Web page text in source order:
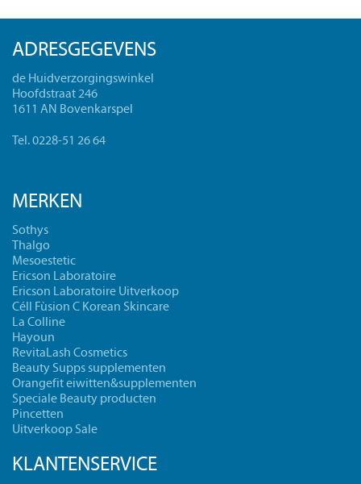
ADRESGEGEVENS
de Huidverzorgingswinkel
Hoofdstraat 246
1611 AN Bovenkarspel
Tel. 0228-51 26 64
MERKEN
Sothys
Thalgo
Mesoestetic
Ericson Laboratoire
Ericson Laboratoire Uitverkoop
Céll Fùsion C Korean Skincare
La Colline
Hayoun
RevitaLash Cosmetics
Beauty Supps supplementen
Orangefit eiwitten&supplementen
Speciale Beauty producten
Pincetten
Uitverkoop Sale
KLANTENSERVICE